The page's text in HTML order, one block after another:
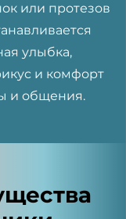
или протезов
улыбка,
и комфорт
и общения.